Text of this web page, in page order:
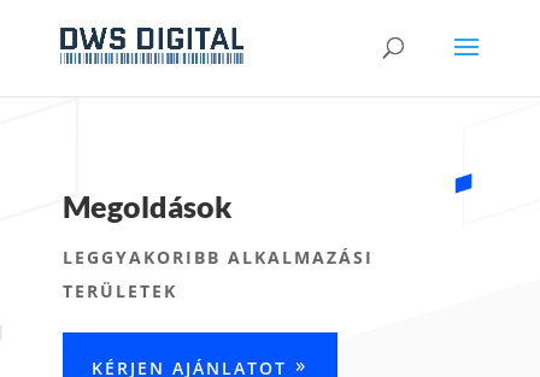
Megoldások
LEGGYAKORIBB ALKALMAZÁSI
TERÜLETEK
KÉRJEN AJÁNLATOT